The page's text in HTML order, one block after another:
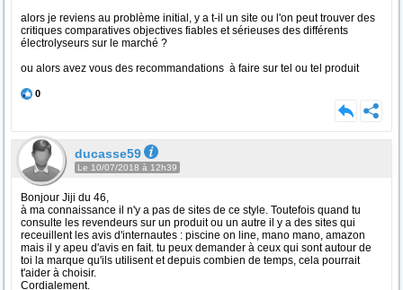
alors je reviens au problème initial, y a t-il un site ou l'on peut trouver des
critiques comparatives objectives fiables et sérieuses des différents
électrolyseurs sur le marché ?
ou alors avez vous des recommandations à faire sur tel ou tel produit
0
ducasse59
Le 10/07/2018 à 12h39
Bonjour Jiji du 46,
à ma connaissance il n'y a pas de sites de ce style. Toutefois quand tu
consulte les revendeurs sur un produit ou un autre il y a des sites qui
receuillent les avis d'internautes : piscine on line, mano mano, amazon
mais il y apeu d'avis en fait. tu peux demander à ceux qui sont autour de
toi la marque qu'ils utilisent et depuis combien de temps, cela pourrait
t'aider à choisir.
Cordialement.